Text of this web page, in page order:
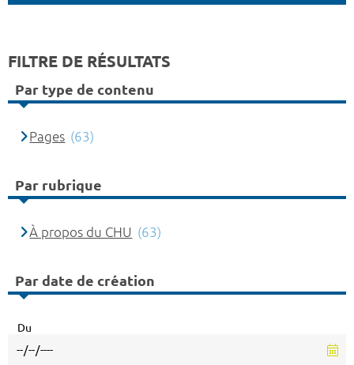
FILTRE DE RÉSULTATS
Par type de contenu
Pages (63)
Par rubrique
À propos du CHU (63)
Par date de création
Du